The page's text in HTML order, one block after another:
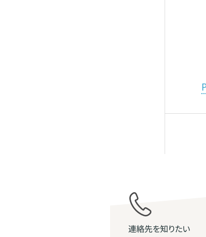
連絡先を知りたい